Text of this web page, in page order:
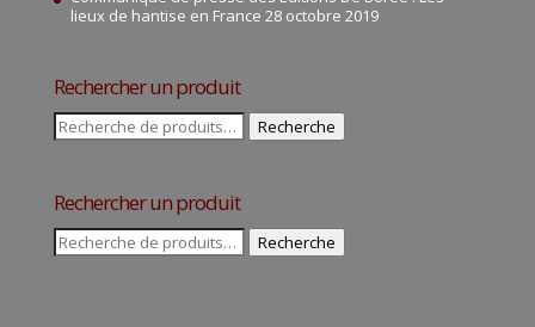
lieux de hantise en France 28 octobre 2019
Rechercher un produit
Recherche
pour :
Recherche
Rechercher un produit
Recherche
pour :
Recherche